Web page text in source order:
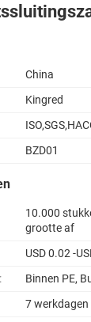
China
Kingred
BZD01
10.000
grootte af
USD 0.02 -
Binnen PE,
7 werkdagen